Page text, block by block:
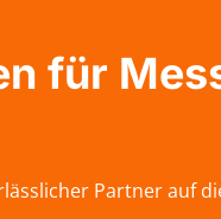
für
Partner auf